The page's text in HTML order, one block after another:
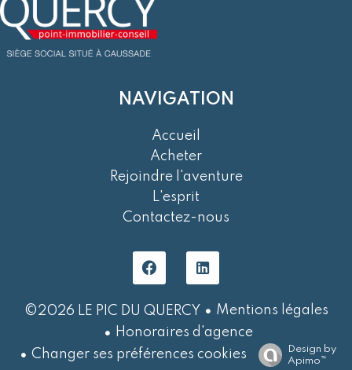
NAVIGATION
Accueil
Acheter
Rejoindre l'aventure
L'esprit
Contactez-nous
©2026 LE PIC DU QUERCY
Mentions légales
Honoraires d'agence
Changer ses préférences cookies
Design by
Apimo™